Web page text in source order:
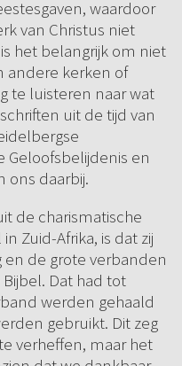
waardoor
van Christus niet
het belangrijk om niet
andere kerken of
te luisteren naar wat
uit de tijd van
Geloofsbelijdenis en
ons daarbij.
de charismatische
Zuid-Afrika, is dat zij
de grote verbanden
Dat had tot
werden gehaald
gebruikt. Dit zeg
verheffen, maar het